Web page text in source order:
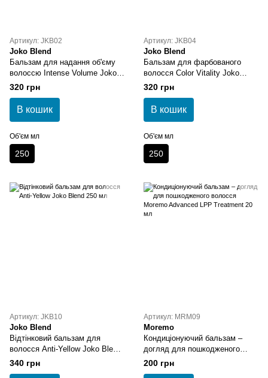
Артикул: JKB02
Joko Blend
Бальзам для надання об'єму
волоссю Intense Volume Joko
Blend 250 мл
320 грн
В кошик
Об'єм мл
250
Артикул: JKB04
Joko Blend
Бальзам для фарбованого
волосся Color Vitality Joko
Blend 250 мл
320 грн
В кошик
Об'єм мл
250
Артикул: JKB10
Joko Blend
Відтінковий бальзам для
волосся Anti-Yellow Joko Blend
250 мл
340 грн
Артикул: MRM09
Moremo
Кондиціонуючий бальзам –
догляд для пошкодженого
волосся Moremo Advanced LPP
Treatment 20 мл
200 грн